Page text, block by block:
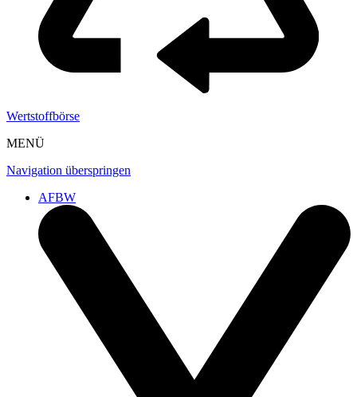
Wertstoffbörse
MENÜ
Navigation überspringen
AFBW